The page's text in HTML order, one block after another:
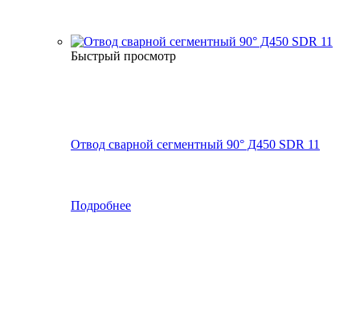
Быстрый просмотр
Отвод сварной сегментный 90° Д450 SDR 11
Подробнее